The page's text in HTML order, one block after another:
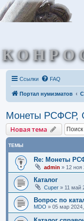
Ссылки FAQ
Портал нумизматов
Монеты РСФСР,
Новая тема
ТЕМЫ
Re: Монеты
admin » 12 ноя
Каталог
Cuper » 11 май
Вопрос по
MDO » 05 мар